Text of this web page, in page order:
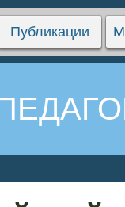
Публикации